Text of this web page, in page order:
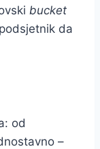
bucket
da
od
–